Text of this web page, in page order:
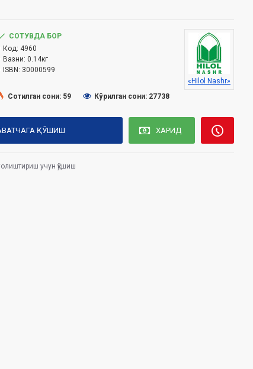
СОТУВДА БОР
Код: 4960
Вазни: 0.14кг
ISBN: 30000599
«Hilol Nashr»
Сотилган сони: 59
Кўрилган сони: 27738
ҚЎШИШ ХАРИД
учун қўшиш